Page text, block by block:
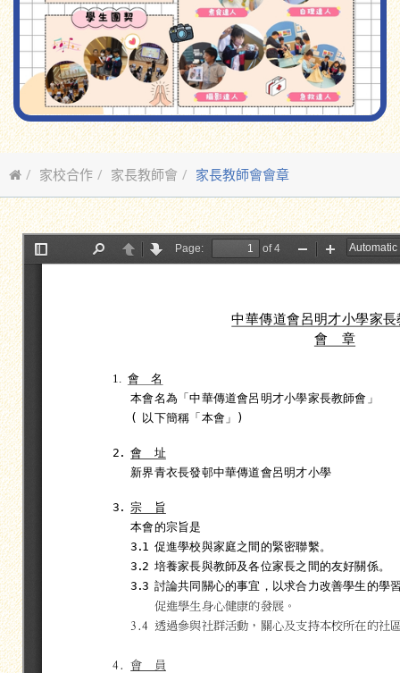
家校合作 家長教師會 家長教師會會章